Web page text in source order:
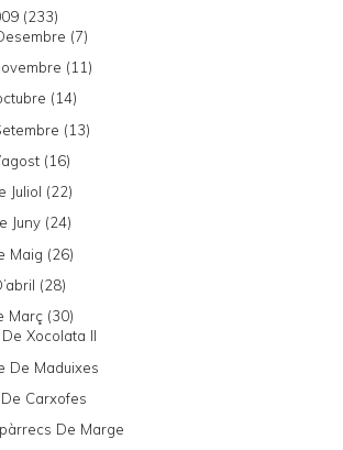
(233)
(7)
(11)
(14)
(13)
(16)
Juliol (22)
Juny (24)
Maig (26)
(28)
Març (30)
Xocolata II
De Maduixes
Carxofes
De Marge